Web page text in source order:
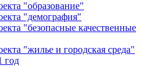
"образование"
"демография"
"безопасные качественные
"жилье и городская среда"
год